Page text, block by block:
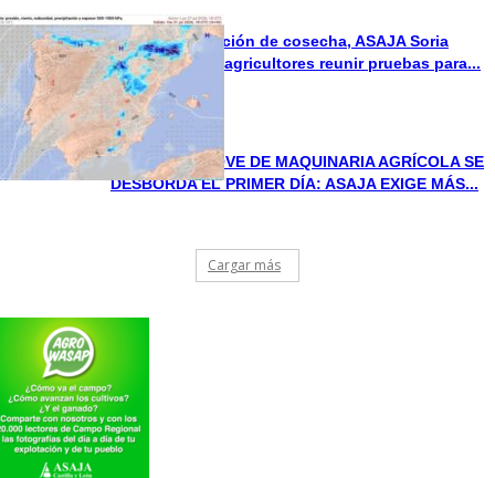
Ante la prohibición de cosecha, ASAJA Soria
aconseja a los agricultores reunir pruebas para...
EL PLAN RENOVE DE MAQUINARIA AGRÍCOLA SE
DESBORDA EL PRIMER DÍA: ASAJA EXIGE MÁS...
Cargar más